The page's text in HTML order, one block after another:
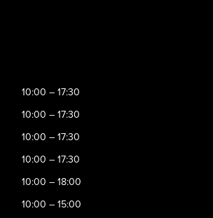
10:00 – 17:30
10:00 – 17:30
10:00 – 17:30
10:00 – 17:30
10:00 – 18:00
10:00 – 15:00